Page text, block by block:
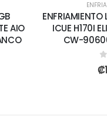
AIO
ENFRIAMIENTO
ICUE H170I
CW-
0
₡